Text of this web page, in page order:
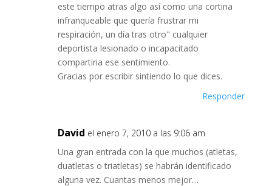
este tiempo atras algo así como una cortina
infranqueable que quería frustrar mi
respiración, un día tras otro" cualquier
deportista lesionado o incapacitado
compartiria ese sentimiento.
Gracias por escribir sintiendo lo que dices.
Responder
David el enero 7, 2010 a las 9:06 am
Una gran entrada con la que muchos (atletas,
duatletas o triatletas) se habrán identificado
alguna vez. Cuantas menos mejor…